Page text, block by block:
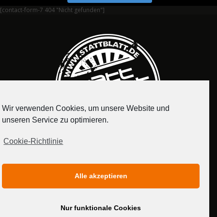
[contact-form-7 404 "Nicht gefunden"]
MEDIADATEN
Wir verwenden Cookies, um unsere Website und
unseren Service zu optimieren.
Cookie-Richtlinie
Alle akzeptieren
Nur funktionale Cookies